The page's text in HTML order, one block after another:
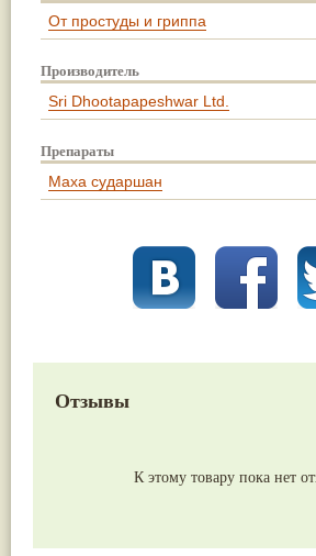
От простуды и гриппа
Производитель
Sri Dhootapapeshwar Ltd.
Препараты
Маха сударшан
Отзывы
К этому товару пока нет